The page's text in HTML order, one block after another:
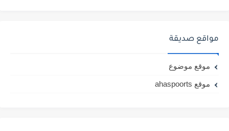
مواقع صديقة
موقع موضوع
موقع ahaspoorts